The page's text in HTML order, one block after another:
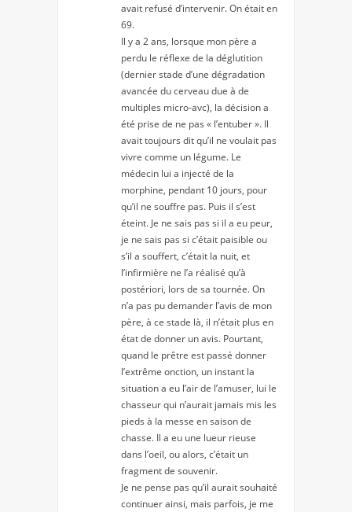
avait refusé d’intervenir. On était en
69.
Il y a 2 ans, lorsque mon père a
perdu le réflexe de la déglutition
(dernier stade d’une dégradation
avancée du cerveau due à de
multiples micro-avc), la décision a
été prise de ne pas « l’entuber ». Il
avait toujours dit qu’il ne voulait pas
vivre comme un légume. Le
médecin lui a injecté de la
morphine, pendant 10 jours, pour
qu’il ne souffre pas. Puis il s’est
éteint. Je ne sais pas si il a eu peur,
je ne sais pas si c’était paisible ou
s’il a souffert, c’était la nuit, et
l’infirmière ne l’a réalisé qu’à
postériori, lors de sa tournée. On
n’a pas pu demander l’avis de mon
père, à ce stade là, il n’était plus en
état de donner un avis. Pourtant,
quand le prêtre est passé donner
l’extrême onction, un instant la
situation a eu l’air de l’amuser, lui le
chasseur qui n’aurait jamais mis les
pieds à la messe en saison de
chasse. Il a eu une lueur rieuse
dans l’oeil, ou alors, c’était un
fragment de souvenir.
Je ne pense pas qu’il aurait souhaité
continuer ainsi, mais parfois, je me